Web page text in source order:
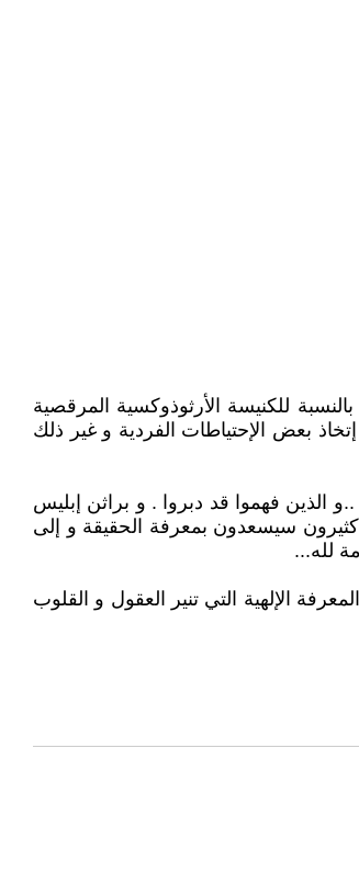
تتهيأ للإحتفال بأعياد الميلاد المجيدة إبتداء من يوم 25 ديسمبر القادم و حتى 6 يناير القادم بالنسبة للكنيسة الأرثوذوكسية المرقصية
بعض الإحتياطات الفردية و غير ذلك
السنة 2020 قد تحرروا . والذين آمنوا قد أنتصروا ..و الذين فهموا قد دبروا . و براثن إبليس
سيسعدون بمعرفة الحقيقة و إلى
لله...
الإلهية التي تنير العقول و القلوب